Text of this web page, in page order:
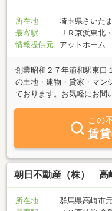
所在地
埼玉県さいた
最寄駅
ＪＲ京浜東北
情報提供元
アットホーム
創業昭和２７年浦和駅東口
の土地・建物・貸家・マン
ております。お気軽にお問
この
賃
朝日不動産（株） 高
所在地
群馬県高崎市